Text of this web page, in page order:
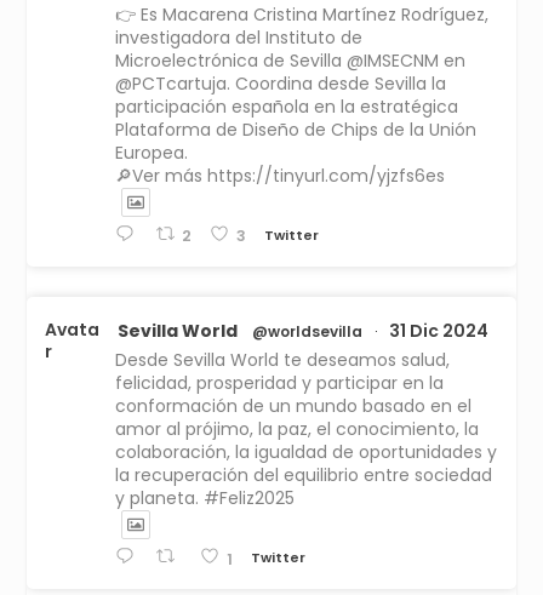
👉 Es Macarena Cristina Martínez Rodríguez,
investigadora del Instituto de
Microelectrónica de Sevilla @IMSECNM en
@PCTcartuja. Coordina desde Sevilla la
participación española en la estratégica
Plataforma de Diseño de Chips de la Unión
Europea.
🔎Ver más https://tinyurl.com/yjzfs6es
2 3 Twitter
Avata
r
Sevilla World @worldsevilla ·
31 Dic 2024
Desde Sevilla World te deseamos salud,
felicidad, prosperidad y participar en la
conformación de un mundo basado en el
amor al prójimo, la paz, el conocimiento, la
colaboración, la igualdad de oportunidades y
la recuperación del equilibrio entre sociedad
y planeta. #Feliz2025
1 Twitter